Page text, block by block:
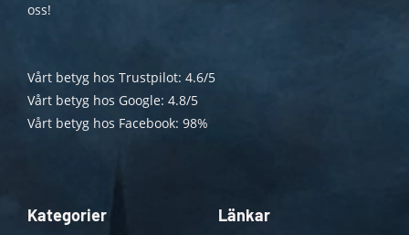
oss!
Vårt betyg hos Trustpilot: 4.6/5
Vårt betyg hos Google: 4.8/5
Vårt betyg hos Facebook: 98%
Kategorier Länkar